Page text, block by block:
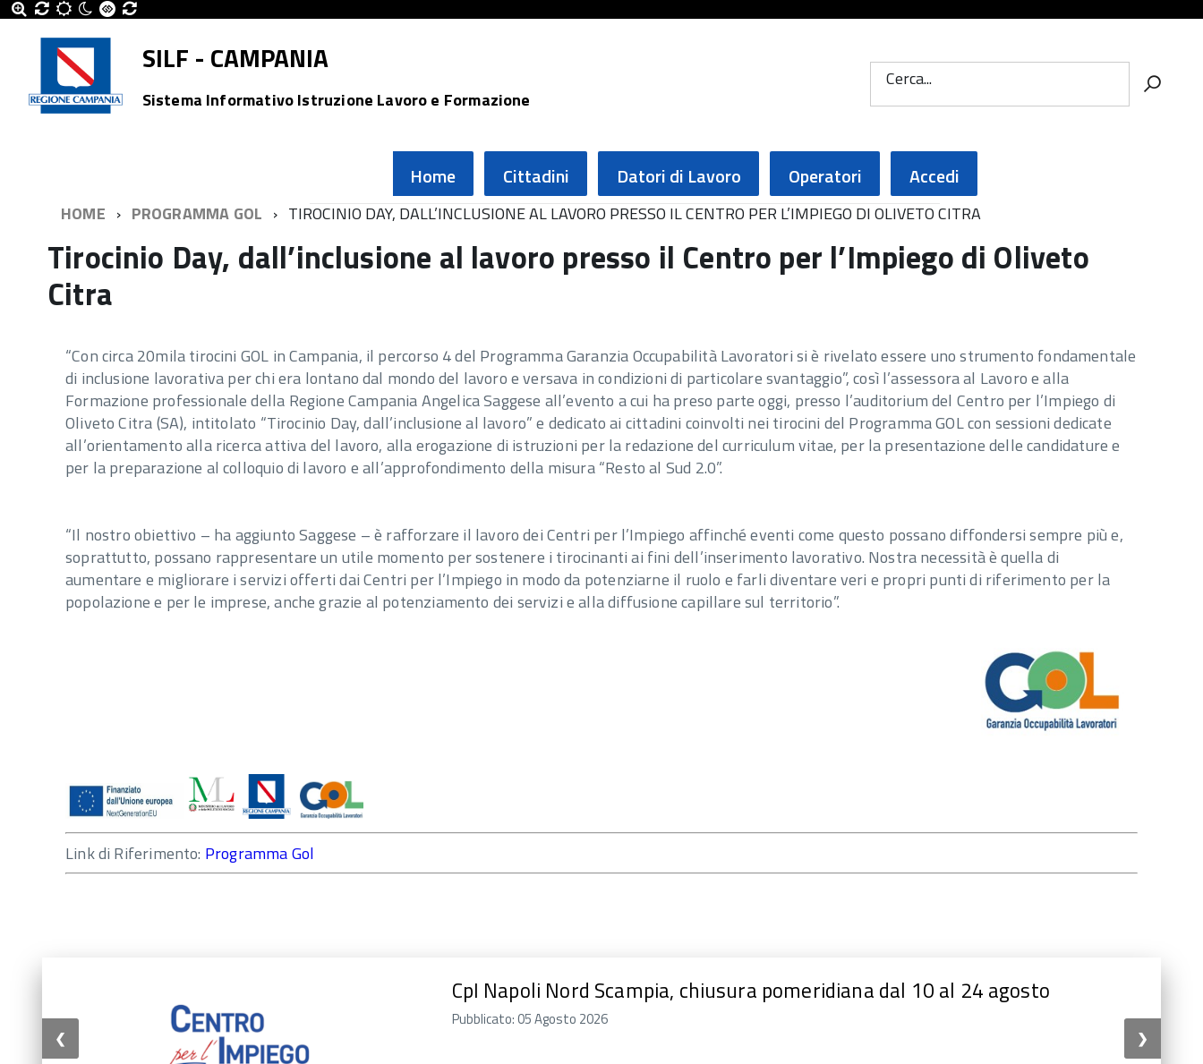
SILF - CAMPANIA
Sistema Informativo Istruzione Lavoro e Formazione
Cerca...
Home Cittadini Datori di Lavoro Operatori Accedi
HOME PROGRAMMA GOL TIROCINIO DAY, DALL’INCLUSIONE AL LAVORO PRESSO IL CENTRO PER L’IMPIEGO DI OLIVETO CITRA
Tirocinio Day, dall’inclusione al lavoro presso il Centro per l’Impiego di Oliveto
Citra
“Con circa 20mila tirocini GOL in Campania, il percorso 4 del Programma Garanzia Occupabilità Lavoratori si è rivelato essere uno strumento fondamentale
di inclusione lavorativa per chi era lontano dal mondo del lavoro e versava in condizioni di particolare svantaggio”, così l’assessora al Lavoro e alla
Formazione professionale della Regione Campania Angelica Saggese all’evento a cui ha preso parte oggi, presso l’auditorium del Centro per l’Impiego di
Oliveto Citra (SA), intitolato “Tirocinio Day, dall’inclusione al lavoro” e dedicato ai cittadini coinvolti nei tirocini del Programma GOL con sessioni dedicate
all’orientamento alla ricerca attiva del lavoro, alla erogazione di istruzioni per la redazione del curriculum vitae, per la presentazione delle candidature e
per la preparazione al colloquio di lavoro e all’approfondimento della misura “Resto al Sud 2.0”.
“Il nostro obiettivo – ha aggiunto Saggese – è rafforzare il lavoro dei Centri per l’Impiego affinché eventi come questo possano diffondersi sempre più e,
soprattutto, possano rappresentare un utile momento per sostenere i tirocinanti ai fini dell’inserimento lavorativo. Nostra necessità è quella di
aumentare e migliorare i servizi offerti dai Centri per l’Impiego in modo da potenziarne il ruolo e farli diventare veri e propri punti di riferimento per la
popolazione e per le imprese, anche grazie al potenziamento dei servizi e alla diffusione capillare sul territorio”.
Link di Riferimento: Programma Gol
Centro per l'Impiego di Castellammare di Stabia, chiusura pomeridiana
per il mese di agosto
❮ ❯